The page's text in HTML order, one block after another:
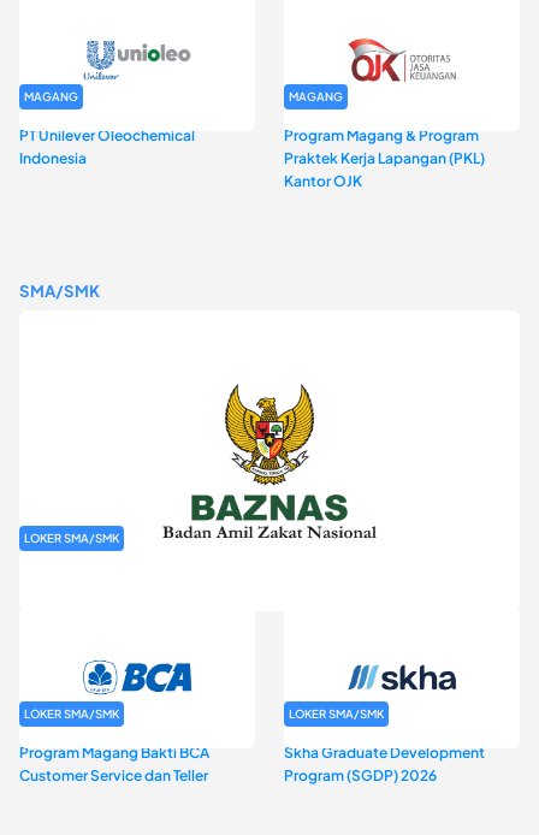
MAGANG
PT Unilever Oleochemical
Indonesia
MAGANG
Program Magang & Program
Praktek Kerja Lapangan (PKL)
Kantor OJK
SMA/SMK
LOKER SMA/SMK
LOKER SMA/SMK
Program Magang Bakti BCA
Customer Service dan Teller
LOKER SMA/SMK
Skha Graduate Development
Program (SGDP) 2026